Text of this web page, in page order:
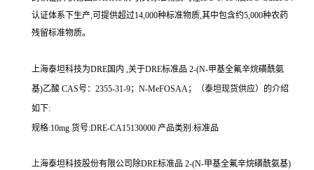
认证体系下生产,可提供超过14,000种标准物质,其中包含约5,000种农药
残留标准物质。
上海泰坦科技为DRE国内 ,关于DRE标准品 2-(N-甲基全氟辛烷磺酰氨
基)乙酸 CAS号：2355-31-9；N-MeFOSAA；（泰坦现货供应）的介绍
如下:
规格:10mg 货号:DRE-CA15130000 产品类别:标准品
上海泰坦科技股份有限公司除DRE标准品 2-(N-甲基全氟辛烷磺酰氨基)